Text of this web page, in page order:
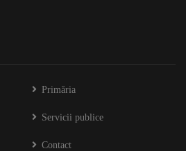
Primăria
Servicii publice
Contact